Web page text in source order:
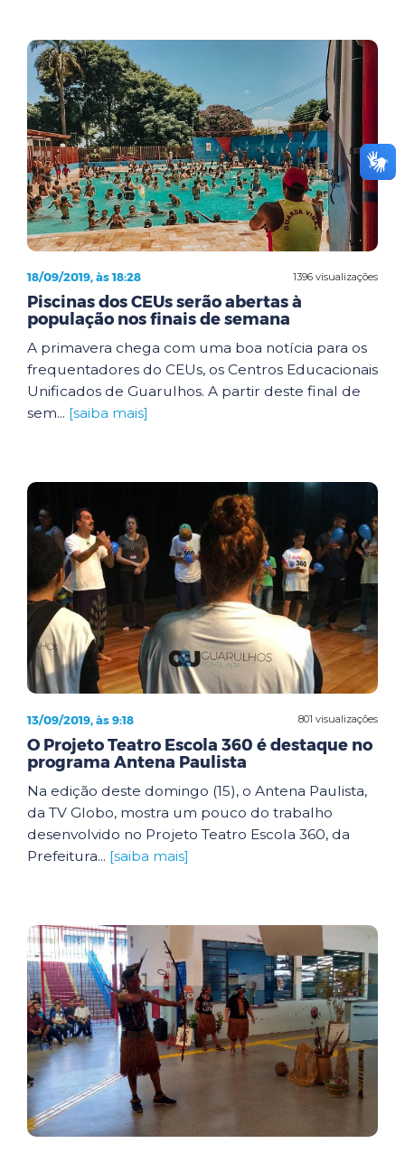
1396 visualizações
18/09/2019, às 18:28
Piscinas dos CEUs serão abertas à
população nos finais de semana
A primavera chega com uma boa notícia para os
frequentadores do CEUs, os Centros Educacionais
Unificados de Guarulhos. A partir deste final de
sem... [saiba mais]
801 visualizações
13/09/2019, às 9:18
O Projeto Teatro Escola 360 é destaque no
programa Antena Paulista
Na edição deste domingo (15), o Antena Paulista,
da TV Globo, mostra um pouco do trabalho
desenvolvido no Projeto Teatro Escola 360, da
Prefeitura... [saiba mais]